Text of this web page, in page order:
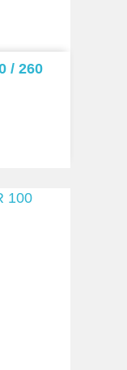
/ 260